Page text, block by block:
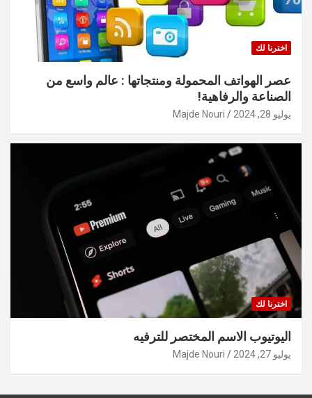
اخترنا لك
عصر الهواتف المحمولة ومنتجاتها : عالم واسع من
الصناعة والرفاهية!
يوليو 28, 2024 Majde Nouri
اخترنا لك
اليوتيوب الاسم المختصر للترفيه
يوليو 27, 2024 Majde Nouri